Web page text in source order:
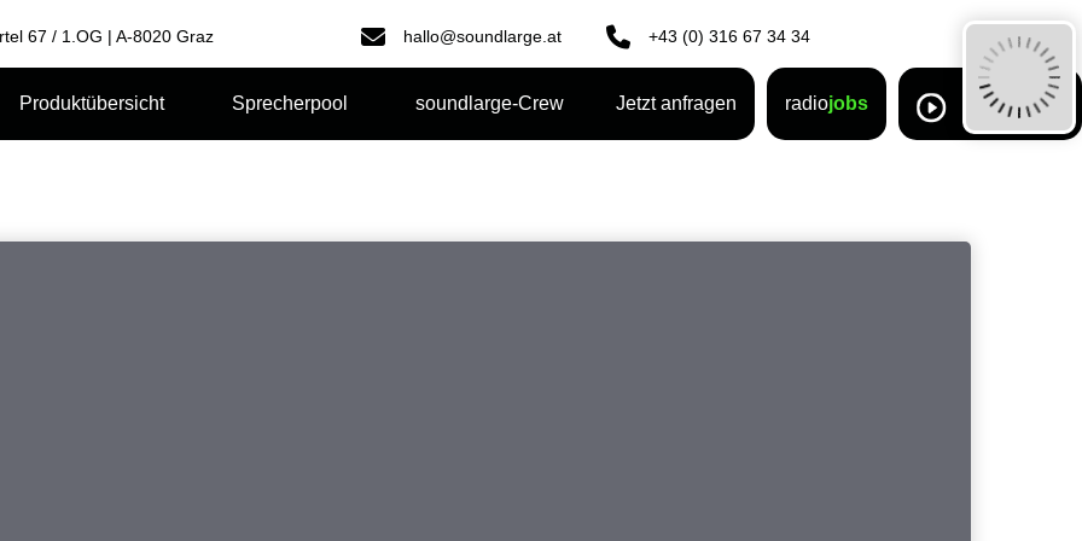
67 / 1.OG | A-8020 Graz hallo@soundlarge.at +43 (0) 316 67 34 34
Produktübersicht Sprecherpool soundlarge-Crew Jetzt anfragen radiojobs